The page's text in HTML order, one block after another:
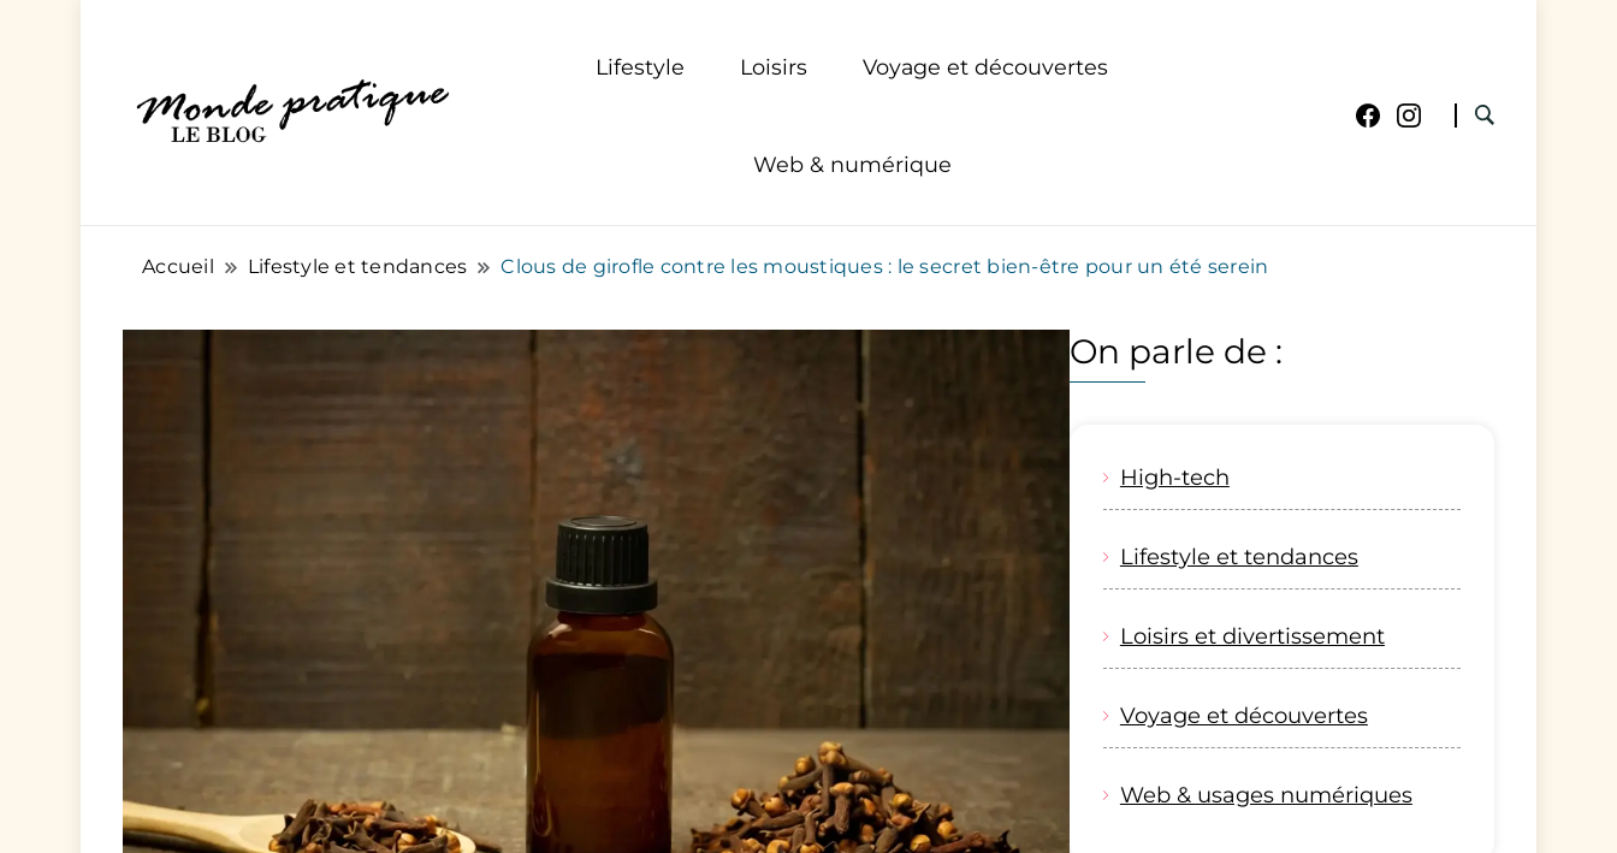
Lifestyle Loisirs Voyage et découvertes
Web & numérique
Accueil Lifestyle et tendances Clous de girofle contre les moustiques : le secret bien-être pour un été serein
On parle de :
High-tech
Lifestyle et tendances
Loisirs et divertissement
Voyage et découvertes
Web & usages numériques